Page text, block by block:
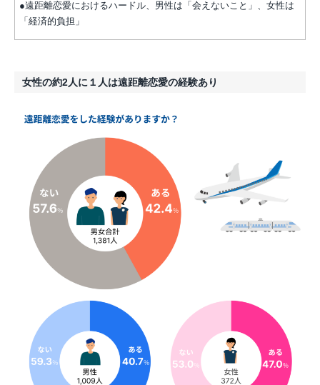
●遠距離恋愛におけるハードル、男性は「会えないこと」、女性は
「経済的負担」
女性の約2人に１人は遠距離恋愛の経験あり